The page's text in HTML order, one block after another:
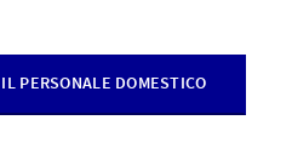
PERSONALE DOMESTICO